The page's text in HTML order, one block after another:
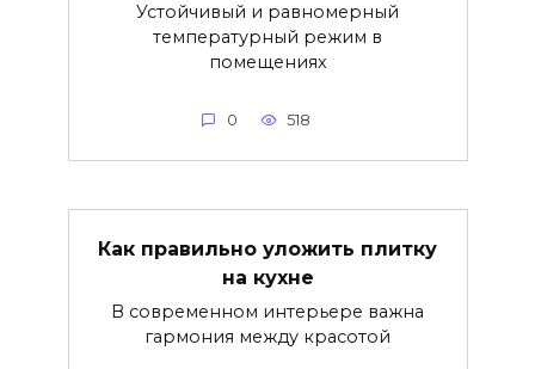
Устойчивый и равномерный
температурный режим в
помещениях
0 518
Как правильно уложить плитку
на кухне
В современном интерьере важна
гармония между красотой